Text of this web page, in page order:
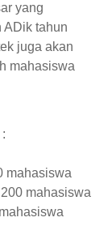
yang
ADik tahun
juga akan
mahasiswa
mahasiswa
mahasiswa